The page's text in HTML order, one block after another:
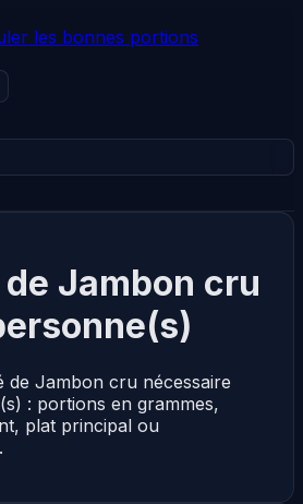
les bonnes portions
Jambon cru
de Jambon cru nécessaire
: portions en grammes,
plat principal ou